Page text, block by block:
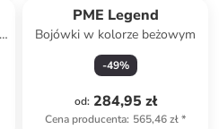
PME Legend
Bojówki w kolorze beżowym
-49%
od: 284,95 zł
Cena producenta: 565,46 zł*